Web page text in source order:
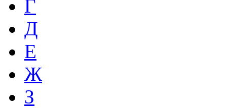
Г
Д
Е
Ж
З